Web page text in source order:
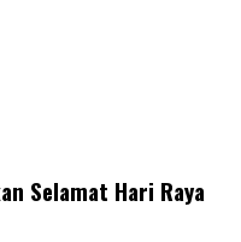
Selamat Hari Raya